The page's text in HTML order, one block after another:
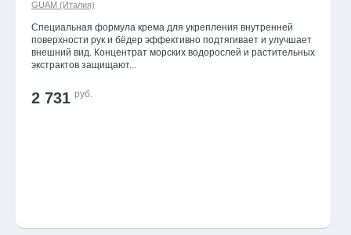
GUAM (Италия)
Специальная формула крема для укрепления внутренней
поверхности рук и бёдер эффективно подтягивает и улучшает
внешний вид. Концентрат морских водорослей и растительных
экстрактов защищают...
2 731 руб.